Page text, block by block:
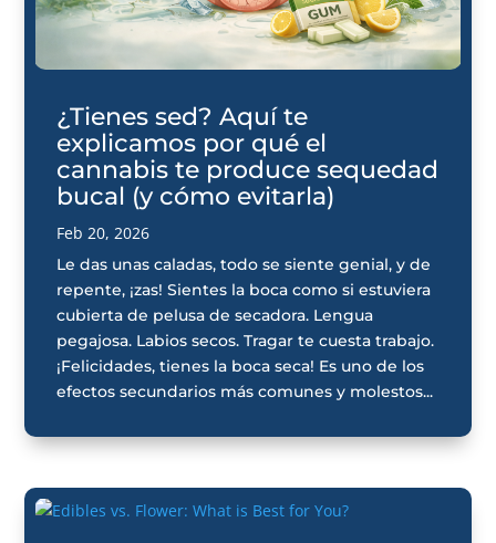
¿Tienes sed? Aquí te
explicamos por qué el
cannabis te produce sequedad
bucal (y cómo evitarla)
Feb 20, 2026
Le das unas caladas, todo se siente genial, y de
repente, ¡zas! Sientes la boca como si estuviera
cubierta de pelusa de secadora. Lengua
pegajosa. Labios secos. Tragar te cuesta trabajo.
¡Felicidades, tienes la boca seca! Es uno de los
efectos secundarios más comunes y molestos...